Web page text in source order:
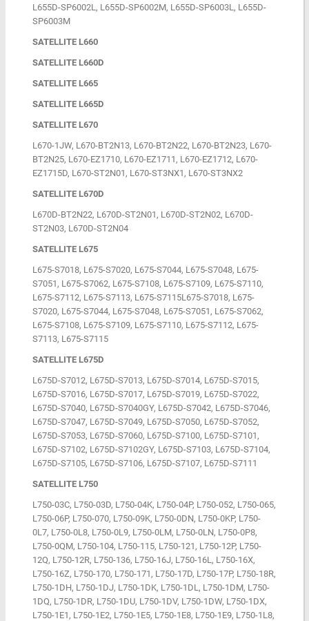
L655D-SP6002L, L655D-SP6002M, L655D-SP6003L, L655D-
SP6003M
SATELLITE L660
SATELLITE L660D
SATELLITE L665
SATELLITE L665D
SATELLITE L670
L670-1JW, L670-BT2N13, L670-BT2N22, L670-BT2N23, L670-
BT2N25, L670-EZ1710, L670-EZ1711, L670-EZ1712, L670-
EZ1715D, L670-ST2N01, L670-ST3NX1, L670-ST3NX2
SATELLITE L670D
L670D-BT2N22, L670D-ST2N01, L670D-ST2N02, L670D-
ST2N03, L670D-ST2N04
SATELLITE L675
L675-S7018, L675-S7020, L675-S7044, L675-S7048, L675-
S7051, L675-S7062, L675-S7108, L675-S7109, L675-S7110,
L675-S7112, L675-S7113, L675-S7115L675-S7018, L675-
S7020, L675-S7044, L675-S7048, L675-S7051, L675-S7062,
L675-S7108, L675-S7109, L675-S7110, L675-S7112, L675-
S7113, L675-S7115
SATELLITE L675D
L675D-S7012, L675D-S7013, L675D-S7014, L675D-S7015,
L675D-S7016, L675D-S7017, L675D-S7019, L675D-S7022,
L675D-S7040, L675D-S7040GY, L675D-S7042, L675D-S7046,
L675D-S7047, L675D-S7049, L675D-S7050, L675D-S7052,
L675D-S7053, L675D-S7060, L675D-S7100, L675D-S7101,
L675D-S7102, L675D-S7102GY, L675D-S7103, L675D-S7104,
L675D-S7105, L675D-S7106, L675D-S7107, L675D-S7111
SATELLITE L750
L750-03C, L750-03D, L750-04K, L750-04P, L750-052, L750-065,
L750-06P, L750-070, L750-09K, L750-0DN, L750-0KP, L750-
0L7, L750-0L8, L750-0L9, L750-0LM, L750-0LN, L750-0P8,
L750-0QM, L750-104, L750-115, L750-121, L750-12P, L750-
12Q, L750-12R, L750-136, L750-16J, L750-16L, L750-16X,
L750-16Z, L750-170, L750-171, L750-17D, L750-17P, L750-18R,
L750-1DH, L750-1DJ, L750-1DK, L750-1DL, L750-1DM, L750-
1DQ, L750-1DR, L750-1DU, L750-1DV, L750-1DW, L750-1DX,
L750-1E1, L750-1E2, L750-1E5, L750-1E8, L750-1E9, L750-1L8,